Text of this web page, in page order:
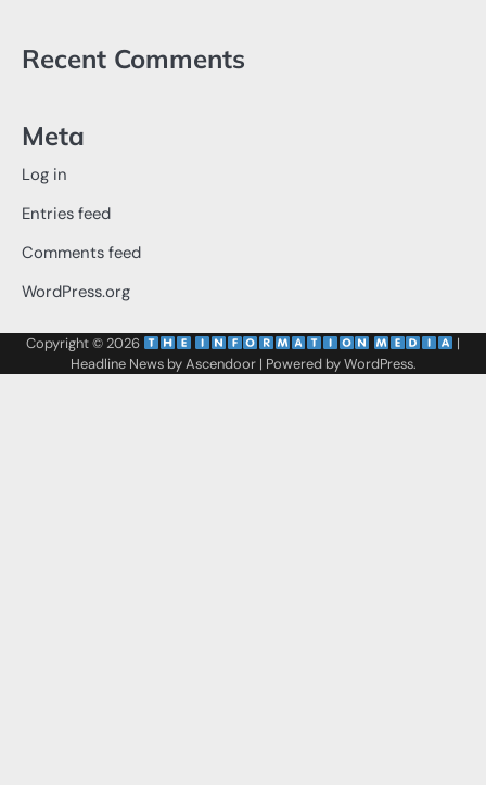
Recent Comments
Meta
Log in
Entries feed
Comments feed
WordPress.org
Copyright © 2026
|
Headline News byAscendoor| Powered byWordPress.